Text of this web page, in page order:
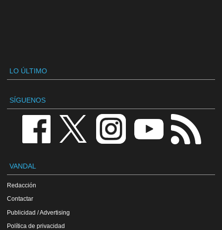
LO ÚLTIMO
SÍGUENOS
VANDAL
Redacción
Contactar
Publicidad / Advertising
Política de privacidad